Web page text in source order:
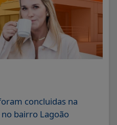
concluidas na
bairro Lagoão